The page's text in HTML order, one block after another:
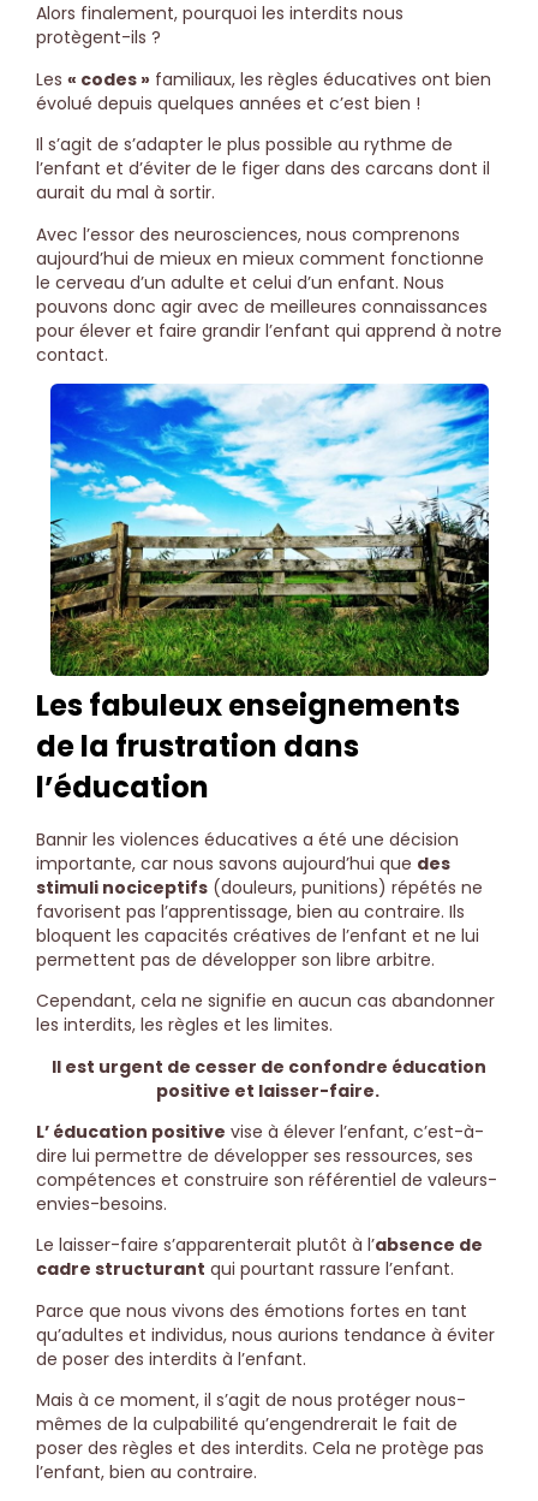
Alors finalement, pourquoi les interdits nous
protègent-ils ?
Les « codes » familiaux, les règles éducatives ont bien
évolué depuis quelques années et c’est bien !
Il s’agit de s’adapter le plus possible au rythme de
l’enfant et d’éviter de le figer dans des carcans dont il
aurait du mal à sortir.
Avec l’essor des neurosciences, nous comprenons
aujourd’hui de mieux en mieux comment fonctionne
le cerveau d’un adulte et celui d’un enfant. Nous
pouvons donc agir avec de meilleures connaissances
pour élever et faire grandir l’enfant qui apprend à notre
contact.
Les fabuleux enseignements
de la frustration dans
l’éducation
Bannir les violences éducatives a été une décision
importante, car nous savons aujourd’hui que des
stimuli nociceptifs (douleurs, punitions) répétés ne
favorisent pas l’apprentissage, bien au contraire. Ils
bloquent les capacités créatives de l’enfant et ne lui
permettent pas de développer son libre arbitre.
Cependant, cela ne signifie en aucun cas abandonner
les interdits, les règles et les limites.
Il est urgent de cesser de confondre éducation
positive et laisser-faire.
L’ éducation positive vise à élever l’enfant, c’est-à-
dire lui permettre de développer ses ressources, ses
compétences et construire son référentiel de valeurs-
envies-besoins.
Le laisser-faire s’apparenterait plutôt à l’absence de
cadre structurant qui pourtant rassure l’enfant.
Parce que nous vivons des émotions fortes en tant
qu’adultes et individus, nous aurions tendance à éviter
de poser des interdits à l’enfant.
Mais à ce moment, il s’agit de nous protéger nous-
mêmes de la culpabilité qu’engendrerait le fait de
poser des règles et des interdits. Cela ne protège pas
l’enfant, bien au contraire.